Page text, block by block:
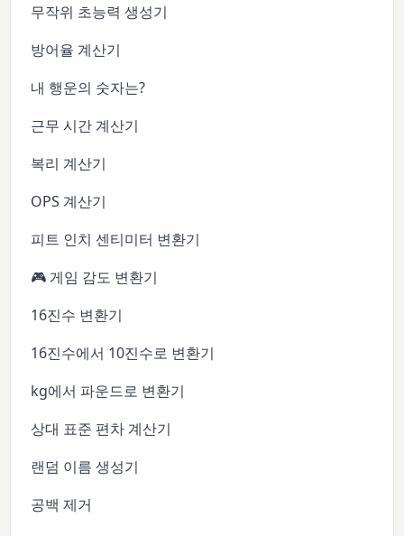
무작위 초능력 생성기
방어율 계산기
내 행운의 숫자는?
근무 시간 계산기
복리 계산기
OPS 계산기
피트 인치 센티미터 변환기
🎮 게임 감도 변환기
16진수 변환기
16진수에서 10진수로 변환기
kg에서 파운드로 변환기
상대 표준 편차 계산기
랜덤 이름 생성기
공백 제거